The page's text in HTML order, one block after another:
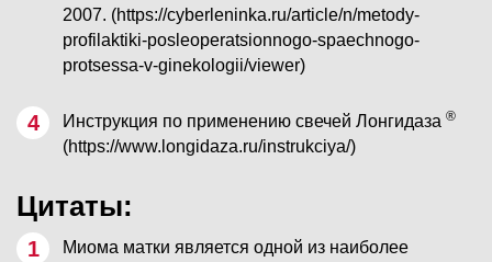
2007. (https://cyberleninka.ru/article/n/metody-
profilaktiki-posleoperatsionnogo-spaechnogo-
protsessa-v-ginekologii/viewer)
Инструкция по применению свечей Лонгидаза ®
(https://www.longidaza.ru/instrukciya/)
Цитаты:
Миома матки является одной из наиболее